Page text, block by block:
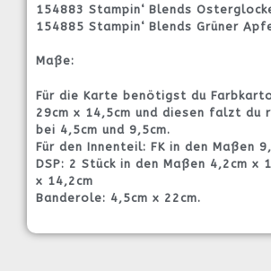
154883 Stampin‘ Blends
154885 Stampin‘ Blends Grüner
Maße:
Für die Karte benötigst du
29cm x 14,5cm und diesen falzt du
bei 4,5cm und 9,5cm.
Für den Innenteil: FK in den Maßen
DSP: 2 Stück in den Maßen 4,2cm x
x 14,2cm
Banderole: 4,5cm x 22cm.